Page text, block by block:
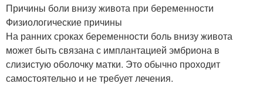
Причины боли внизу живота при беременности
Физиологические причины
На ранних сроках беременности боль внизу живота
может быть связана с имплантацией эмбриона в
слизистую оболочку матки. Это обычно проходит
самостоятельно и не требует лечения.